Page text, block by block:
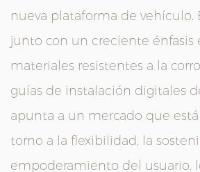
nueva plataforma de vehículo.
junto con un creciente énfasis
materiales resistentes a la
guías de instalación digitales
apunta a un mercado que
torno a la flexibilidad, la
empoderamiento del usuario,